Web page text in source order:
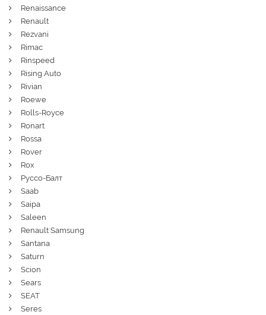
Renaissance
Renault
Rezvani
Rimac
Rinspeed
Rising Auto
Rivian
Roewe
Rolls-Royce
Ronart
Rossa
Rover
Rox
Руссо-Балт
Saab
Saipa
Saleen
Renault Samsung
Santana
Saturn
Scion
Sears
SEAT
Seres